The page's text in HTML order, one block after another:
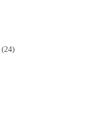
(24)